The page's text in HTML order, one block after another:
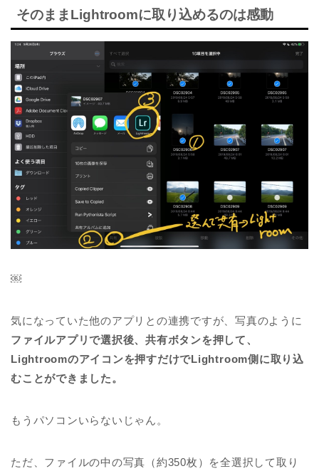
そのままLightroomに取り込めるのは感動
￼
気になっていた他のアプリとの連携ですが、写真のように
ファイルアプリで選択後、共有ボタンを押して、
Lightroomのアイコンを押すだけでLightroom側に取り込
むことができました。
もうパソコンいらないじゃん。
ただ、ファイルの中の写真（約350枚）を全選択して取り